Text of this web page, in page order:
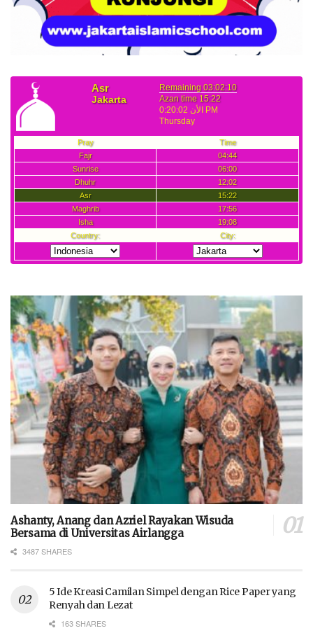
Ashanty, Anang dan Azriel Rayakan Wisuda
Bersama di Universitas Airlangga
3487 SHARES
5 Ide Kreasi Camilan Simpel dengan Rice Paper yang
Renyah dan Lezat
163 SHARES